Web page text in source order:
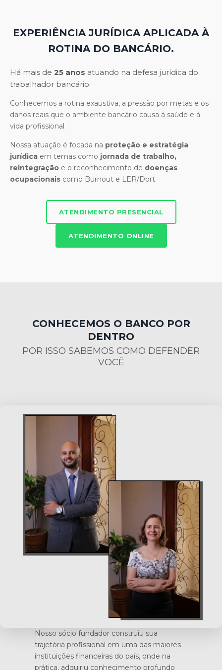
EXPERIÊNCIA JURÍDICA APLICADA À
ROTINA DO BANCÁRIO.
Há mais de 25 anos atuando na defesa jurídica do
trabalhador bancário.
Conhecemos a rotina exaustiva, a pressão por metas e os
danos reais que o ambiente bancário causa à saúde e à
vida profissional.
Nossa atuação é focada na proteção e estratégia
jurídica em temas como jornada de trabalho,
reintegração e o reconhecimento de doenças
ocupacionais como Burnout e LER/Dort.
ATENDIMENTO PRESENCIAL
ATENDIMENTO ONLINE
CONHECEMOS O BANCO POR
DENTRO
POR ISSO SABEMOS COMO DEFENDER
VOCÊ
Nosso sócio fundador construiu sua
trajetória profissional em uma das maiores
instituições financeiras do país, onde na
prática, adquiriu conhecimento profundo